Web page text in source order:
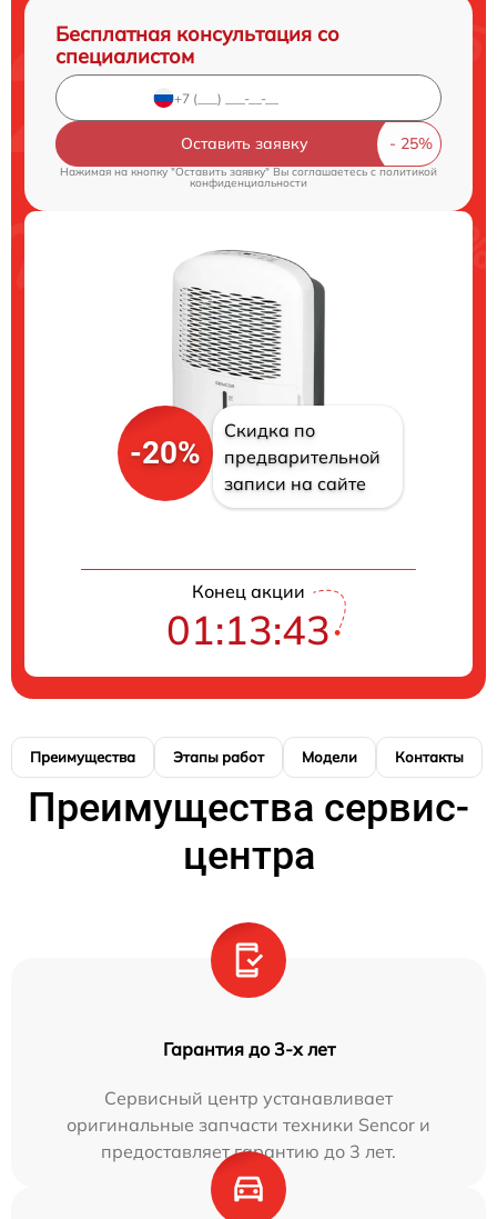
Бесплатная консультация со
специалистом
Оставить заявку
Нажимая на кнопку "Оставить заявку" Вы соглашаетесь cполитикой
конфиденциальности
-20%
Скидка по
предварительной
записи на сайте
Конец акции
01:13:42
Преимущества Этапы работ Модели Контакты
Преимущества сервис-
центра
Гарантия до 3-х лет
Сервисный центр устанавливает
оригинальные запчасти техники Sencor и
предоставляет гарантию до 3 лет.